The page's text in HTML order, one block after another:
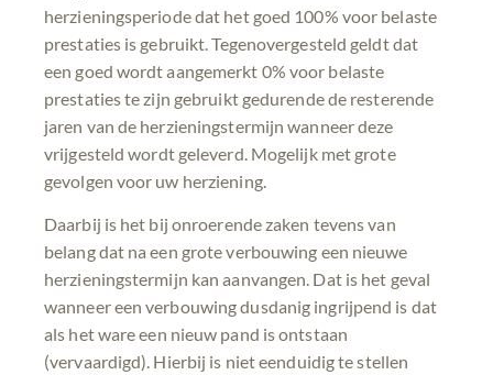
herzieningsperiode dat het goed 100% voor belaste
prestaties is gebruikt. Tegenovergesteld geldt dat
een goed wordt aangemerkt 0% voor belaste
prestaties te zijn gebruikt gedurende de resterende
jaren van de herzieningstermijn wanneer deze
vrijgesteld wordt geleverd. Mogelijk met grote
gevolgen voor uw herziening.
Daarbij is het bij onroerende zaken tevens van
belang dat na een grote verbouwing een nieuwe
herzieningstermijn kan aanvangen. Dat is het geval
wanneer een verbouwing dusdanig ingrijpend is dat
als het ware een nieuw pand is ontstaan
(vervaardigd). Hierbij is niet eenduidig te stellen